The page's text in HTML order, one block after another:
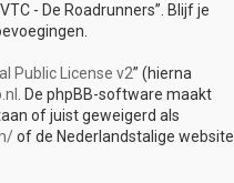
- De Roadrunners”. Blijf je
Public License v2” (hierna
. De phpBB-software maakt
of juist geweigerd als
of de Nederlandstalige website